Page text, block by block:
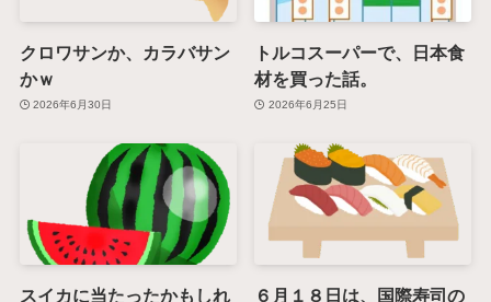
クロワサンか、カラバサン
かｗ
2026年6月30日
トルコスーパーで、日本食
材を買った話。
2026年6月25日
スイカに当たったかもしれ
６月１８日は、国際寿司の